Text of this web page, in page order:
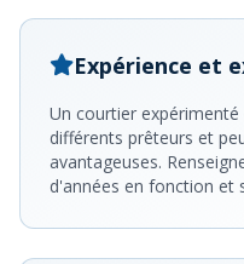
Expérience et
Un courtier
différents prêteurs et
avantageuses.
d'années en fonction et